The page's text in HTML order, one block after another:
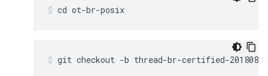
cd ot-br-posix
git checkout -b thread-br-certified-20180819